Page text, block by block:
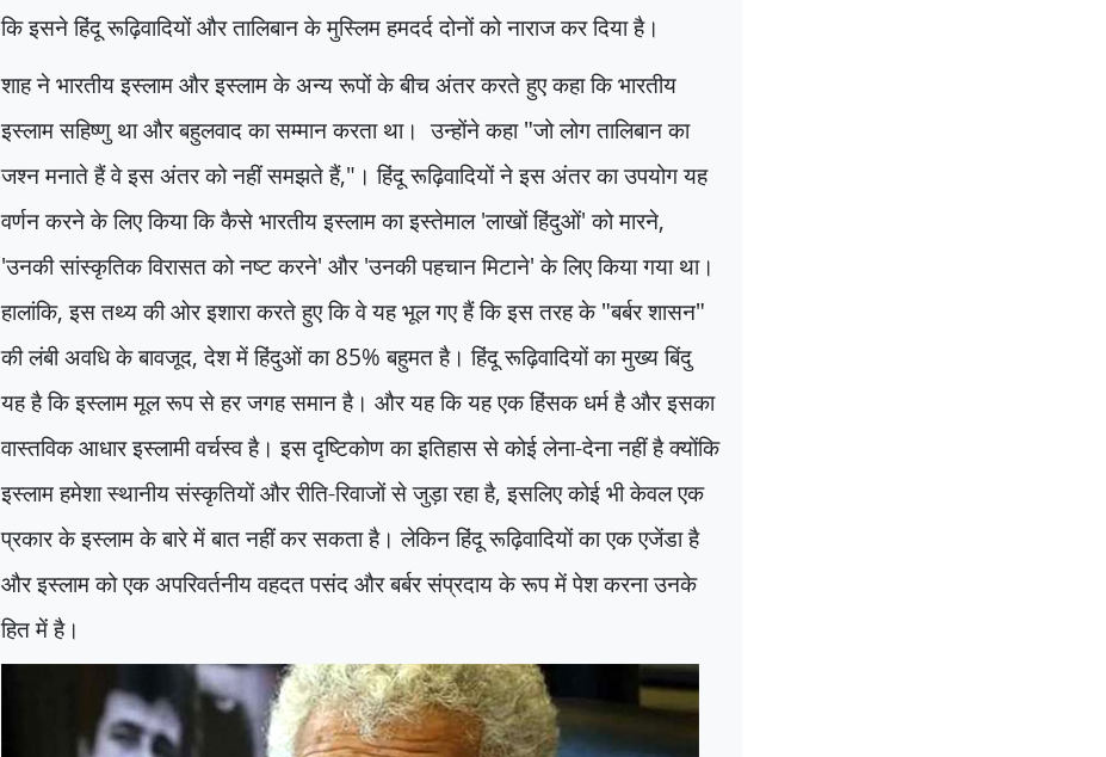
कि इसने हिंदू रूढ़िवादियों और तालिबान के मुस्लिम हमदर्द दोनों को नाराज कर दिया है।
शाह ने भारतीय इस्लाम और इस्लाम के अन्य रूपों के बीच अंतर करते हुए कहा कि भारतीय
इस्लाम सहिष्णु था और बहुलवाद का सम्मान करता था। उन्होंने कहा "जो लोग तालिबान का
जश्न मनाते हैं वे इस अंतर को नहीं समझते हैं," । हिंदू रूढ़िवादियों ने इस अंतर का उपयोग यह
वर्णन करने के लिए किया कि कैसे भारतीय इस्लाम का इस्तेमाल'लाखों हिंदुओं'को मारने,
'उनकी सांस्कृतिक विरासत को नष्ट करने' और'उनकी पहचान मिटाने'के लिए किया गया था।
हालांकि,इस तथ्य की ओर इशारा करते हुए कि वे यह भूल गए हैं कि इस तरह के "बर्बर शासन"
की लंबी अवधि के बावजूद,देश में हिंदुओं का85%बहुमत है। हिंदू रूढ़िवादियों का मुख्य बिंदु
यह है कि इस्लाम मूल रूप से हर जगह समान है। और यह कि यह एक हिंसक धर्म है और इसका
वास्तविक आधार इस्लामी वर्चस्व है। इस दृष्टिकोण का इतिहास से कोई लेना-देना नहीं है क्योंकि
इस्लाम हमेशा स्थानीय संस्कृतियों और रीति-रिवाजों से जुड़ा रहा है,इसलिए कोई भी केवल एक
प्रकार के इस्लाम के बारे में बात नहीं कर सकता है। लेकिन हिंदू रूढ़िवादियों का एक एजेंडा है
और इस्लाम को एक अपरिवर्तनीय वहदत पसंद और बर्बर संप्रदाय के रूप में पेश करना उनके
हित में है।